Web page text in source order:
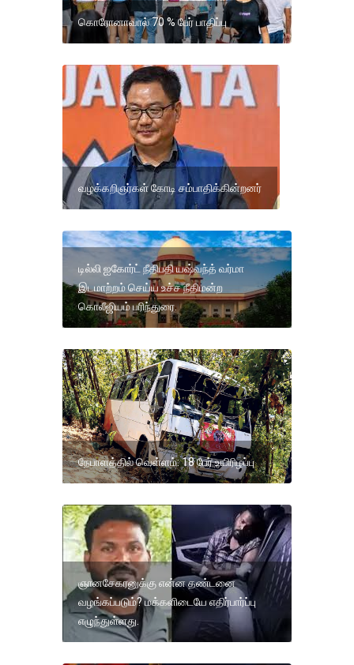
கொரோனாவால் 70 % பேர் பாதிப்பு
வழக்கறிஞர்கள் கோடி சம்பாதிக்கின்றனர்
டில்லி ஐகோர்ட் நீதிபதி யஷ்வந்த் வர்மா
இடமாற்றம் செய்ய உச்ச நீதிமன்ற
கொலீஜியம் பரிந்துரை.
நேபாளத்தில் வெள்ளம்: 18 பேர் உயிரிழப்பு
ஞானசேகரனுக்கு என்ன தண்டனை
வழங்கப்படும்? மக்களிடையே எதிர்பார்ப்பு
எழுந்துள்ளது.